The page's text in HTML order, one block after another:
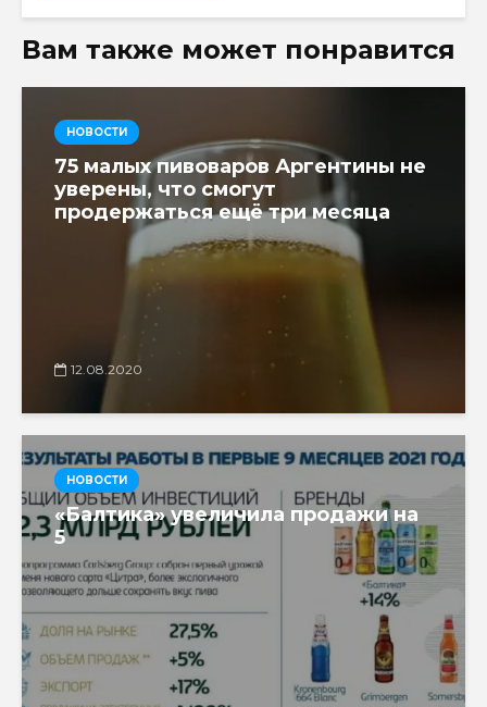
Вам также может понравится
НОВОСТИ
75 малых пивоваров Аргентины не
уверены, что смогут
продержаться ещё три месяца
12.08.2020
НОВОСТИ
«Балтика» увеличила продажи на
5